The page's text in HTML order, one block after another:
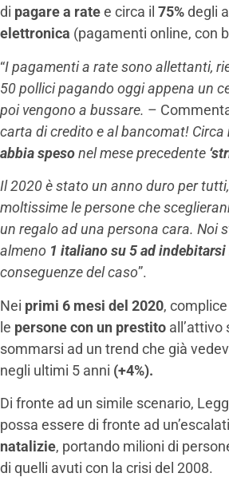
di pagare a ratee circa il 75%degli
elettronica (pagamenti online, con
“I pagamenti a rate sono allettanti,
50 pollici pagando oggi appena un
poi vengono a bussare. –
carta di credito e al bancomat! Circa
abbia spesonel mese precedente
Il 2020 è stato un anno duro per
moltissime le persone che
un regalo ad una persona cara. Noi
almeno 1 italiano su 5 ad
conseguenze del caso”.
Nei primi 6 mesi del 2020,
le persone con un prestito all’attivo
sommarsi ad un trend che già
negli ultimi 5 anni (+4%).
Di fronte ad un simile scenario,
possa essere di fronte ad
natalizie, portando milioni di
di quelli avuti con la crisi del 2008.